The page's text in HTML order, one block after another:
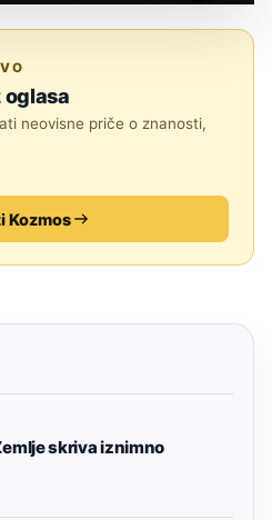
oglasa
neovisne priče o znanosti,
Kozmos
skriva iznimno